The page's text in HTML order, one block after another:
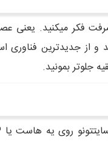
فکر میکنید. یعنی
از جدیدترین فناوری
جلوتر بمونید.